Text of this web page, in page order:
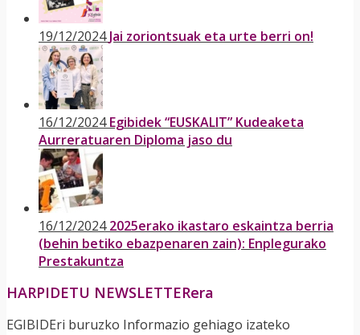
19/12/2024 Jai zoriontsuak eta urte berri on!
16/12/2024 Egibidek “EUSKALIT” Kudeaketa
Aurreratuaren Diploma jaso du
16/12/2024 2025erako ikastaro eskaintza berria
(behin betiko ebazpenaren zain): Enplegurako
Prestakuntza
HARPIDETU NEWSLETTERera
EGIBIDEri buruzko Informazio gehiago izateko